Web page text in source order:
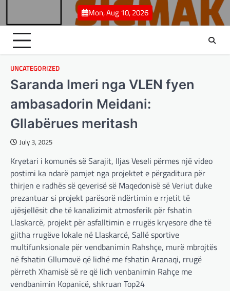
content
Mon, Aug 10, 2026
UNCATEGORIZED
Saranda Imeri nga VLEN fyen
ambasadorin Meidani:
Gllabërues meritash
July 3, 2025
Kryetari i komunës së Sarajit, Iljas Veseli përmes një video
postimi ka ndarë pamjet nga projektet e përgaditura për
thirjen e radhës së qeverisë së Maqedonisë së Veriut duke
prezantuar si projekt parësorë ndërtimin e rrjetit të
ujësjellësit dhe të kanalizimit atmosferik për fshatin
Llaskarcë, projekt për asfalltimin e rrugës kryesore dhe të
gjitha rrugëve lokale në Llaskarcë, Sallë sportive
multifunksionale për vendbanimin Rahshçe, murë mbrojtës
në fshatin Gllumovë që lidhë me fshatin Aranaqi, rrugë
përreth Xhamisë së re që lidh venbanimin Rahçe me
vendbanimin Kopanicë, shkruan Top24
BOTA ,LAJME, MË TË FUNDIT ,OPINIONE,
RAJONI,SPECIALE